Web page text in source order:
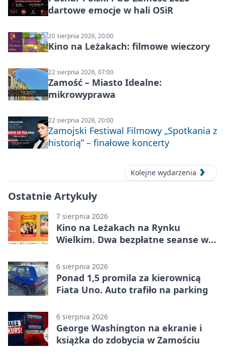
dartowe emocje w hali OSiR
20 sierpnia 2026, 20:00
Kino na Leżakach: filmowe wieczory
22 sierpnia 2026, 07:00
Zamość – Miasto Idealne:
mikrowyprawa
22 sierpnia 2026, 20:00
Zamojski Festiwal Filmowy „Spotkania z
historią” – finałowe koncerty
Kolejne wydarzenia
Ostatnie Artykuły
7 sierpnia 2026
Kino na Leżakach na Rynku
Wielkim. Dwa bezpłatne seanse w
6 sierpnia 2026
Ponad 1,5 promila za kierownicą
Fiata Uno. Auto trafiło na parking
6 sierpnia 2026
George Washington na ekranie i
książka do zdobycia w Zamościu